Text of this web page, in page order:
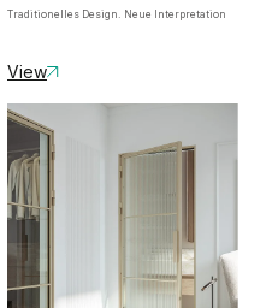
Traditionelles Design. Neue Interpretation
View